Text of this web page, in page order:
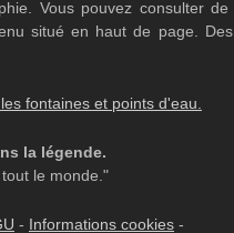
Vous pouvez consulter
situé en haut de page.
fontaines et points d'eau.
la légende.
le monde."
- Informations cookies -